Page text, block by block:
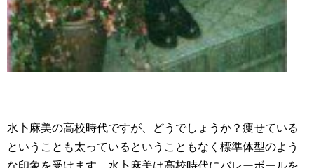
水卜麻美の高校時代ですが、どうでしょうか？痩せている
ということも太っているということもなく標準体型のよう